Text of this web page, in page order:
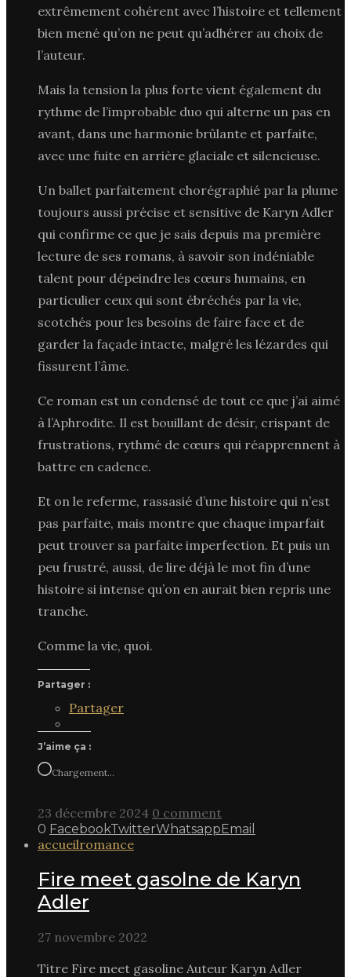
extrêmement cohérent avec l’histoire et tellement
bien mené qu’on ne peut qu’adhérer au choix de
l’auteur.
Mais la tension la plus forte vient également du
rythme de l’improbable duo qui alterne un pas en
avant, dans une harmonie brûlante et parfaite,
avec une fuite en arrière glaciale et silencieuse.
Un ballet parfaitement chorégraphié par la plume
toujours aussi précise et sensitive de Karyn Adler
qui confirme ce que je sais depuis ma première
lecture de ses romans, à savoir son indéniable
talent pour dépeindre les cœurs humains, en
particulier ceux qui sont ébréchés par la vie,
scotchés pour les besoins de faire face et de
garder la façade intacte, malgré les lézardes qui
fissurent l’âme.
Ce roman est un condensé de tout ce que j’ai aimé
à l’Aphrodite. Il est bouillant de désir, crispant de
frustrations, rythmé de cœurs qui réapprennent à
battre en cadence.
Et on le referme, rassasié d’une histoire qui n’est
pas parfaite, mais montre que chaque imparfait
peut trouver sa parfaite imperfection. Et puis un
peu frustré, aussi, de lire déjà le mot fin d’une
histoire si intense qu’on en aurait bien repris une
tranche.
Comme la vie, quoi.
Partager :
Partager
J’aime ça :
Chargement…
23 décembre 2024 0 comment
0 FacebookTwitterWhatsappEmail
accueilromance
Fire meet gasolne de Karyn
Adler
27 novembre 2022
Titre Fire meet gasoline Auteur Karyn Adler